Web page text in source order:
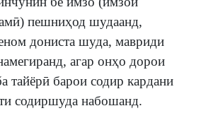
пешниҳод шудаанд,
дониста шуда, мавриди
агар онҳо дорои
тайёрӣ барои содир кардани
содиршуда набошанд.